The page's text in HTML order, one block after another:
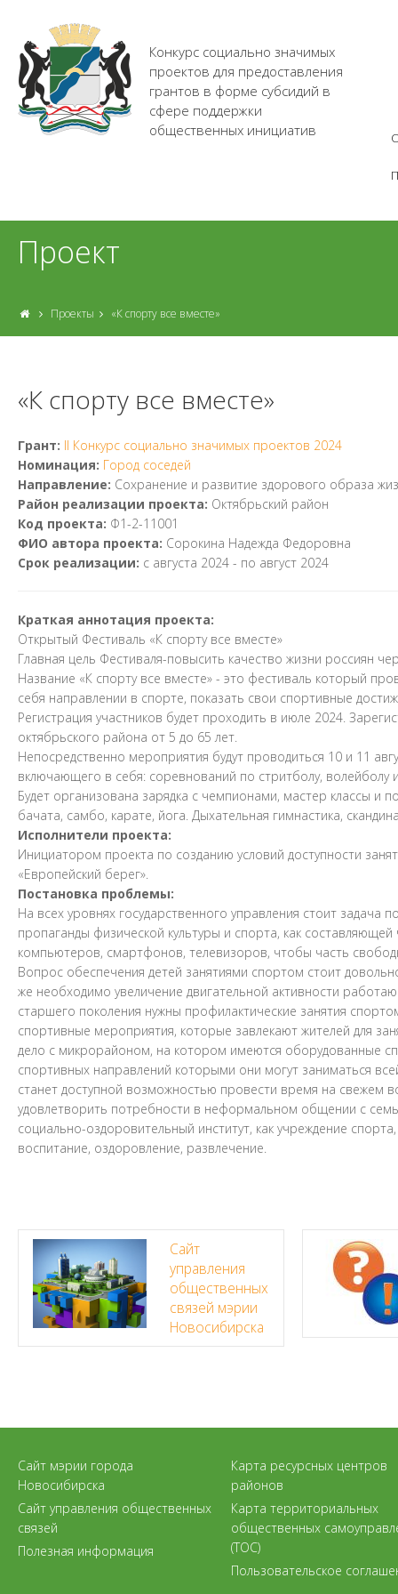
Конкурс социально значимых
проектов для предоставления
грантов в форме субсидий в
сфере поддержки
общественных инициатив
Проект
Проекты «К спорту все вместе»
«К спорту все вместе»
Грант: II Конкурс социально значимых проектов 2024
Номинация: Город соседей
Направление: Сохранение и развитие здорового образа
Район реализации проекта: Октябрьский район
Код проекта: Ф1-2-11001
ФИО автора проекта: Сорокина Надежда Федоровна
Срок реализации: с августа 2024 - по август 2024
Краткая аннотация проекта:
Открытый Фестиваль «К спорту все вместе»
Главная цель Фестиваля-повысить качество жизни россиян
Название «К спорту все вместе» - это фестиваль который
себя направлении в спорте, показать свои спортивные
Регистрация участников будет проходить в июле 2024.
октябрьского района от 5 до 65 лет.
Непосредственно мероприятия будут проводиться 10 и 11
включающего в себя: соревнований по стритболу,
Будет организована зарядка с чемпионами, мастер классы и
бачата, самбо, карате, йога. Дыхательная гимнастика,
Исполнители проекта:
Инициатором проекта по созданию условий доступности
«Европейский берег».
Постановка проблемы:
На всех уровнях государственного управления стоит
пропаганды физической культуры и спорта, как
компьютеров, смартфонов, телевизоров, чтобы часть
Вопрос обеспечения детей занятиями спортом стоит
же необходимо увеличение двигательной активности
старшего поколения нужны профилактические занятия
спортивные мероприятия, которые завлекают жителей для
дело с микрорайоном, на котором имеются оборудованные
спортивных направлений которыми они могут заниматься
станет доступной возможностью провести время на свежем
удовлетворить потребности в неформальном общении с
социально-оздоровительный институт, как учреждение
воспитание, оздоровление, развлечение.
Сайт
управления
общественных
связей мэрии
Новосибирска
Сайт мэрии города
Новосибирска
Сайт управления общественных
связей
Полезная информация
Карта ресурсных центров
районов
Карта территориальных
общественных
(ТОС)
Пользовательское